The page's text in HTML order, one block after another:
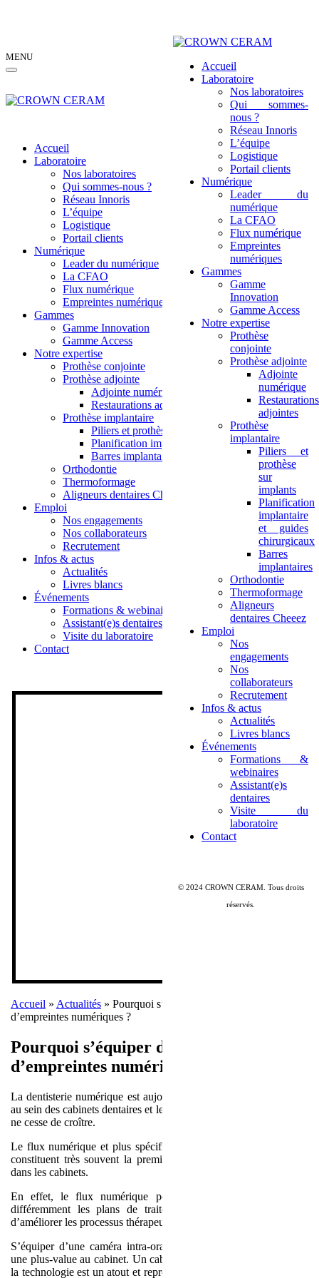
Accueil
Laboratoire
Nos laboratoires
Qui sommes-
nous ?
Réseau Innoris
L’équipe
Logistique
Portail clients
Numérique
Leader du
numérique
La CFAO
Flux numérique
Empreintes
numériques
Gammes
Gamme
Innovation
Gamme Access
Notre expertise
Prothèse
conjointe
Prothèse adjointe
Adjointe
numérique
Restaurations
adjointes
Prothèse
implantaire
Piliers et
prothèse
sur
implants
Planification
implantaire
et guides
chirurgicaux
Barres
implantaires
Orthodontie
Thermoformage
Aligneurs
dentaires Cheeez
Emploi
Nos
engagements
Nos
collaborateurs
Recrutement
Infos & actus
Actualités
Livres blancs
Événements
Formations &
webinaires
Assistant(e)s
dentaires
Visite du
laboratoire
Contact
© 2024 CROWN CERAM. Tous droits
réservés.
MENU
Accueil
Laboratoire
Nos laboratoires
Qui sommes-nous ?
Réseau Innoris
L’équipe
Logistique
Portail clients
Numérique
Leader du numérique
La CFAO
Flux numérique
Empreintes numériques
Gammes
Gamme Innovation
Gamme Access
Notre expertise
Prothèse conjointe
Prothèse adjointe
Adjointe numérique
Restaurations adjointes
Prothèse implantaire
Piliers et prothèse sur implants
Planification implantaire et guides chirurgicaux
Barres implantaires
Orthodontie
Thermoformage
Aligneurs dentaires Cheeez
Emploi
Nos engagements
Nos collaborateurs
Recrutement
Infos & actus
Actualités
Livres blancs
Événements
Formations & webinaires
Assistant(e)s dentaires
Visite du laboratoire
Contact
Accueil » Actualités» Pourquoi s’équiper d’une caméra
d’empreintes numériques ?
Pourquoi s’équiper d’une caméra
d’empreintes numériques ?
La dentisterie numérique est aujourd’hui de plus en plus répandue
au sein des cabinets dentaires et le taux d’équipement des praticiens
ne cesse de croître.
Le flux numérique et plus spécifiquement les caméras intra-orales
constituent très souvent la première porte d’entrée du numérique
dans les cabinets.
En effet, le flux numérique permet non seulement d’aborder
différemment les plans de traitement, mais aussi de revoir et
d’améliorer les processus thérapeutiques.
S’équiper d’une caméra intra-orale vous permet donc d’apporter
une plus-value au cabinet. Un cabinet bien équipé et à la pointe de
la technologie est un atout et représente un outil de communication